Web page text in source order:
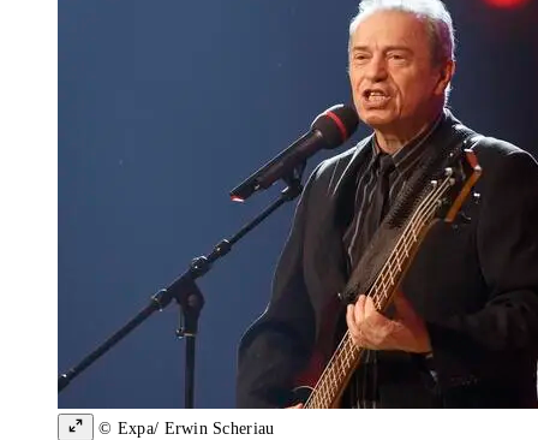
© Expa/ Erwin Scheriau